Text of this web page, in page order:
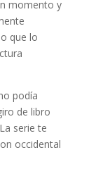
momento y
que lo
podía
de libro
serie te
occidental